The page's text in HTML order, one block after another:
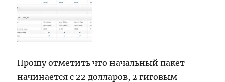
Прошу отметить что начальный пакет
начинается с 22 долларов, 2 гиговым